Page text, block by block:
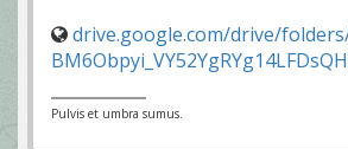
drive.google.com/drive/
Pulvis et umbra sumus.